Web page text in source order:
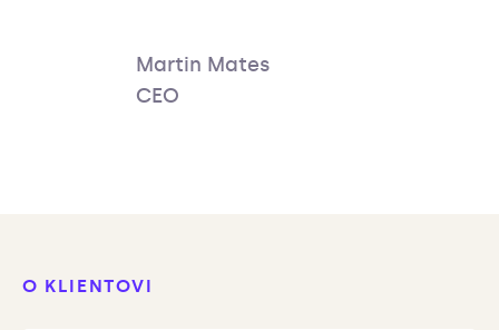
Martin Mates
CEO
O KLIENTOVI